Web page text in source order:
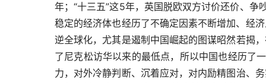
年；“十三五”这5年，英国脱欧双方讨价还价、
稳定的经济体也经历了不确定因素不断增加、经
逆全球化，尤其是遏制中国崛起的图谋昭然若揭
了尼克松访华以来的最低点，所以中国也经历了
力，对外冷静判断、沉着应对，对内励精图治、